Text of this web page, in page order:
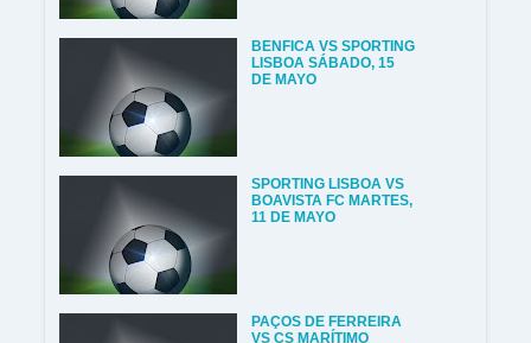
BENFICA VS SPORTING
LISBOA SÁBADO, 15
DE MAYO
SPORTING LISBOA VS
BOAVISTA FC MARTES,
11 DE MAYO
PAÇOS DE FERREIRA
VS CS MARÍTIMO